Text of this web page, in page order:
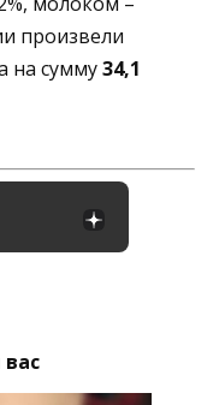
произвели
на сумму34,1